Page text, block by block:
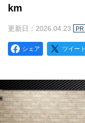
km
更新日：2026.04.23 PR
シェア ツイート